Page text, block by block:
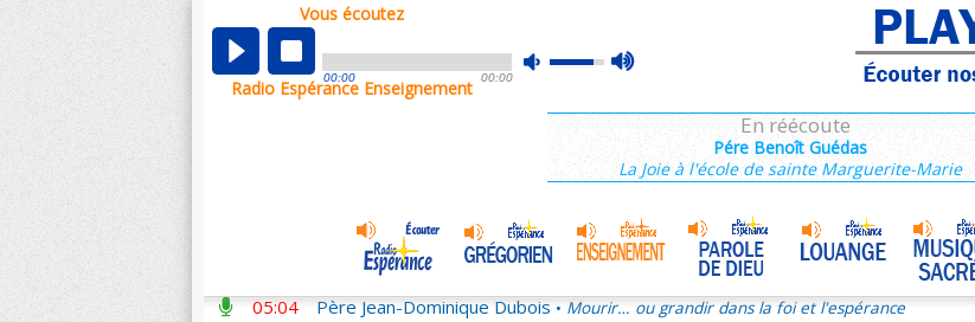
Vous écoutez
mute
max
00:00 00:00
Radio Espérance Enseignement
En réécoute
Pére Benoît Guédas
La Joie à l'école de sainte Marguerite-Marie
00:01
00:59 Didier • Homélies du Pape François 28/68
01:27 Père Matthieu Dauchez
Après 2013, quel projet pour les chrétiens ?
L'Eucharistie chez les pères de l'Eglise
Père Alexandre Legay Homélie du samedi 29 novembre 2025
Père Christophe Hadevis
05:04 Père Jean-Dominique Dubois • Mourir… ou grandir dans la foi et l'espérance